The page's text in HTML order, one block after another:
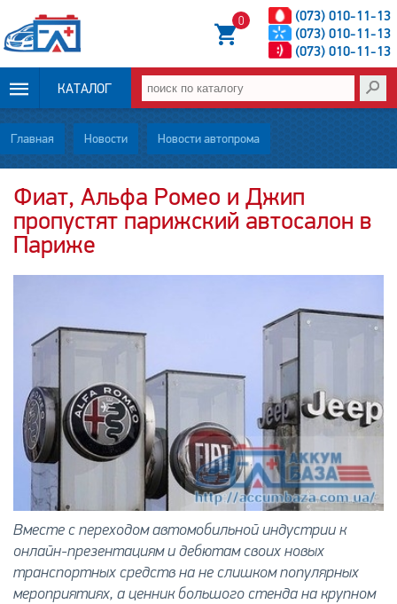
(073) 010-11-13
(073) 010-11-13
(073) 010-11-13
0
КАТАЛОГ
ОПЛАТА И
ДОСТАВКА
НОВОСТИ
СТАТЬИ
КОНТАКТЫ
Главная Новости Новости автопрома
Фиат, Альфа Ромео и Джип
пропустят парижский автосалон в
Париже
Вместе с переходом автомобильной индустрии к
онлайн-презентациям и дебютам своих новых
транспортных средств на не слишком популярных
мероприятиях, а ценник большого стенда на крупном